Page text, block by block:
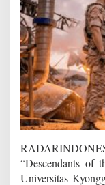
“Descendants of
Universitas